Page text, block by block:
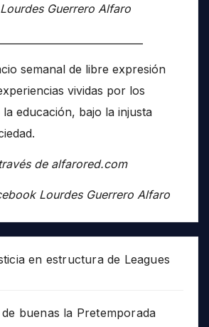
Guerrero Alfaro
semanal de libre expresión
vividas por los
educación, bajo la injusta
de alfarored.com
Lourdes Guerrero Alfaro
en estructura de Leagues
buenas la Pretemporada